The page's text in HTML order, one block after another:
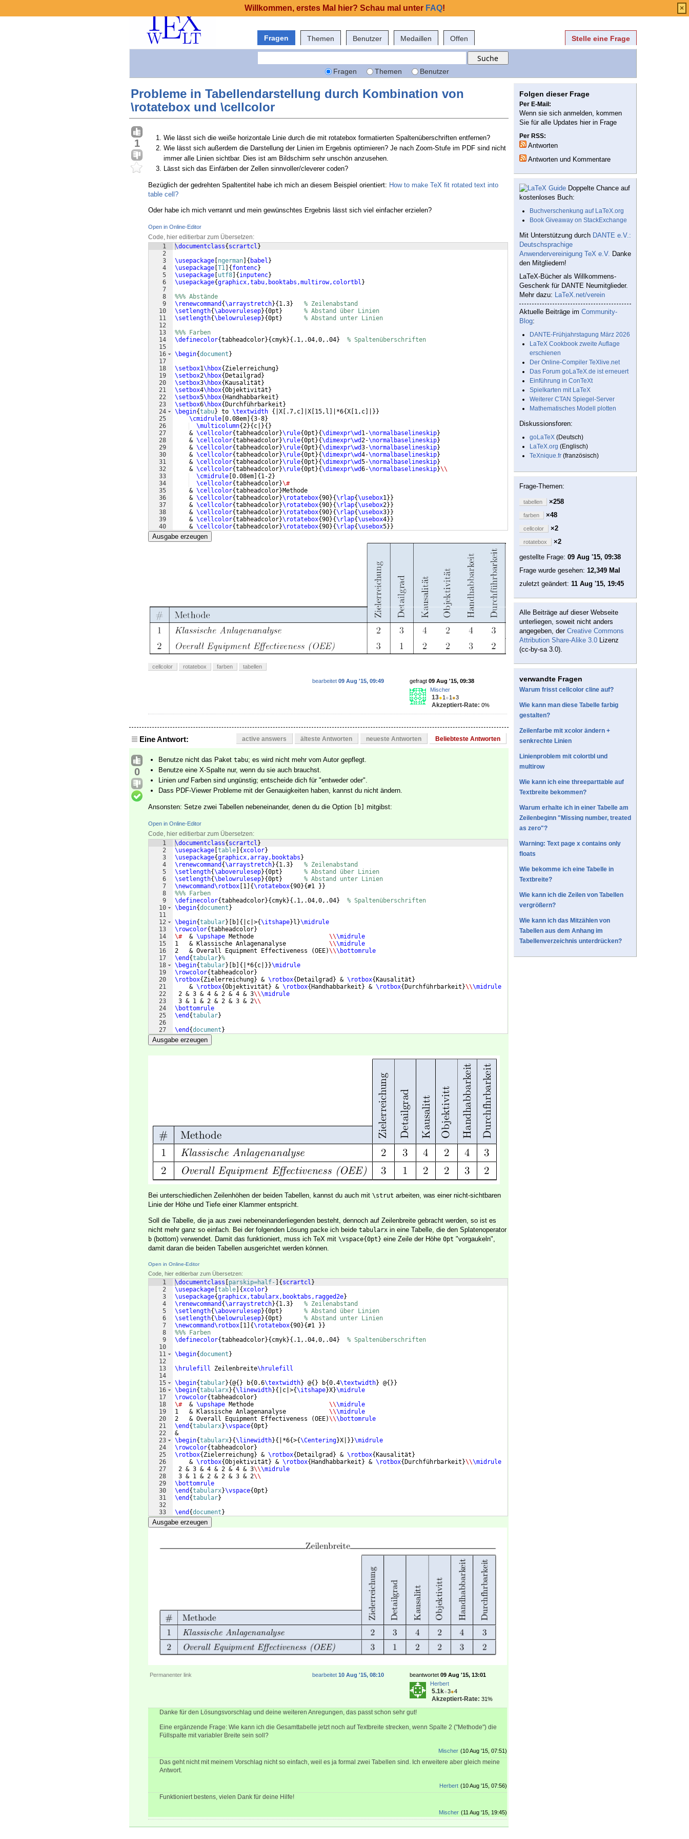
Fragen Themen Benutzer Medaillen Offen Stelle eine Frage
Fragen Themen Benutzer
Probleme in Tabellendarstellung durch Kombination von
\rotatebox und \cellcolor
1
Wie lässt sich die weiße horizontale Linie durch die mit rotatebox formatierten Spaltenüberschriften entfernen?
Wie lässt sich außerdem die Darstellung der Linien im Ergebnis optimieren? Je nach Zoom-Stufe im PDF sind nicht
immer alle Linien sichtbar. Dies ist am Bildschirm sehr unschön anzusehen.
Lässt sich das Einfärben der Zellen sinnvoller/cleverer coden?
Bezüglich der gedrehten Spaltentitel habe ich mich an diesem Beispiel orientiert: How to make TeX fit rotated text into
table cell?
Oder habe ich mich verrannt und mein gewünschtes Ergebnis lässt sich viel einfacher erzielen?
Open in Online-Editor
Code, hier editierbar zum Übersetzen:
1
2
3
4
5
6
7
8
9
10
11
12
13
14
15
16
17
18
19
20
21
22
23
24
25
26
27
28
29
30
31
32
33
34
35
36
37
38
39
40
41
\documentclass{ scrartcl }
\usepackage ngerman { babel }
\usepackage T1 { fontenc}
\usepackage utf8 { inputenc}
\usepackage{graphicx,tabu,booktabs,multirow,colortbl }
%%% Abstände
\renewcommand {\arraystretch}{ 1.3}
% Zeilenabstand
\setlength{\aboverulesep}{0pt }
% Abstand über Linien
\setlength{\belowrulesep}{0pt }
% Abstand unter Linien
%%% Farben
\definecolor{tabheadcolor}{ cmyk}{ .1,.04,0,.04}
% Spaltenüberschriften
\begin{document }
\setbox1\hbox{ Zielerreichung}
\setbox2\hbox{ Detailgrad }
\setbox3\hbox{ Kausalität }
\setbox4\hbox{Objektivität }
\setbox5\hbox{ Handhabbarkeit }
\setbox6\hbox{ Durchführbarkeit }
\begin{tabu} to \textwidth { |X .7,c |X 15,l |*6{X 1,c
}}
\cmidrule 0.08em {3-8}
\multicolumn{2}{ c| }{ }
    &
\cellcolor{tabheadcolor}\rule{0pt }{\dimexpr\wd 1-\normalbaselineskip}
    &
\cellcolor{tabheadcolor}\rule{0pt }{\dimexpr\wd2-\normalbaselineskip}
    &
\cellcolor{tabheadcolor}\rule{0pt }{\dimexpr\wd3-\normalbaselineskip}
    &
\cellcolor{tabheadcolor}\rule{0pt }{\dimexpr\wd4-\normalbaselineskip}
    &
\cellcolor{tabheadcolor}\rule{0pt }{\dimexpr\wd5-\normalbaselineskip}
    &
\cellcolor{tabheadcolor}\rule{0pt }{\dimexpr\wd6-\normalbaselineskip}\\
\cmidrule 0.08em { 1-2}
\cellcolor{tabheadcolor}\#
    &
\cellcolor{tabheadcolor}Methode
    &
\cellcolor{tabheadcolor}\rotatebox{90}{\rlap{\usebox1}}
    &
\cellcolor{tabheadcolor}\rotatebox{90}{\rlap{\usebox2}}
    &
\cellcolor{tabheadcolor}\rotatebox{90}{\rlap{\usebox3}}
    &
\cellcolor{tabheadcolor}\rotatebox{90}{\rlap{\usebox4}}
    &
\cellcolor{tabheadcolor}\rotatebox{90}{\rlap{\usebox5}}
    &
\cellcolor
Ausgabe erzeugen
cellcolor rotatebox farben tabellen
gefragt 09 Aug '15, 09:38
Mischer
13●1 ●1 ●3
Akzeptiert-Rate: 0%
bearbeitet 09 Aug '15, 09:49
Eine Antwort: active answers älteste Antworten neueste Antworten Beliebteste Antworten
0
Benutze nicht das Paket tabu; es wird nicht mehr vom Autor gepflegt.
Benutze eine X-Spalte nur, wenn du sie auch brauchst.
Linien undFarben sind ungünstig; entscheide dich für "entweder oder".
Dass PDF-Viewer Probleme mit der Genauigkeiten haben, kannst du nicht ändern.
Ansonsten: Setze zwei Tabellen nebeneinander, denen du die Option [b] mitgibst:
Open in Online-Editor
Code, hier editierbar zum Übersetzen:
1
2
3
4
5
6
7
8
9
10
11
12
13
14
15
16
17
18
19
20
21
22
23
24
25
26
27
\documentclass{ scrartcl }
\usepackage table {xcolor}
\usepackage{graphicx,array,booktabs }
\renewcommand {\arraystretch}{ 1.3}
% Zeilenabstand
\setlength{\aboverulesep}{0pt }
% Abstand über Linien
\setlength{\belowrulesep}{0pt }
% Abstand unter Linien
\newcommand\rotbox 1 {\rotatebox{90}{#1
}}
%%% Farben
\definecolor{tabheadcolor}{ cmyk}{ .1,.04,0,.04}
% Spaltenüberschriften
\begin{document }
\begin{tabular} b { |c|>{\itshape} l }\midrule
\rowcolor{tabheadcolor}
\#
  &
\upshape Methode \\\midrule
1   & Klassische Anlagenanalyse \\\midrule
2   & Overall Equipment Effectiveness
(OEE)\\\bottomrule
\end {tabular}%
\begin{tabular} b { |*6{ c| }}\midrule
\rowcolor{tabheadcolor}
\rotbox{ Zielerreichung} & \rotbox{ Detailgrad } & \rotbox{ Kausalität }
    &
\rotbox{Objektivität } & \rotbox{ Handhabbarkeit } & \rotbox{ Durchführbarkeit }\\\midrule
2 & 3 & 4 & 2 & 4 & 3\\\midrule
3 & 1 & 2 & 2 & 3 & 2\\
\bottomrule
\end {tabular}
\end {document }
Ausgabe erzeugen
Bei unterschiedlichen Zeilenhöhen der beiden Tabellen, kannst du auch mit \strut arbeiten, was einer nicht-sichtbaren
Linie der Höhe und Tiefe einer Klammer entspricht.
Soll die Tabelle, die ja aus zwei nebeneinanderliegenden besteht, dennoch auf Zeilenbreite gebracht werden, so ist es
nicht mehr ganz so einfach. Bei der folgenden Lösung packe ich beide tabularx in eine Tabelle, die den Splatenoperator
b (bottom) verwendet. Damit das funktioniert, muss ich TeX mit \vspace{0pt} eine Zeile der Höhe 0pt "vorgaukeln",
damit daran die beiden Tabellen ausgerichtet werden können.
Open in Online-Editor
Code, hier editierbar zum Übersetzen:
1
2
3
4
5
6
7
8
9
10
11
12
13
14
15
16
17
18
19
20
21
22
23
24
25
26
27
28
29
30
31
32
33
\documentclass parskip=half- { scrartcl }
\usepackage table {xcolor}
\usepackage{graphicx,tabularx,booktabs,ragged2e}
\renewcommand {\arraystretch}{ 1.3}
% Zeilenabstand
\setlength{\aboverulesep}{0pt }
% Abstand über Linien
\setlength{\belowrulesep}{0pt }
% Abstand unter Linien
\newcommand\rotbox 1 {\rotatebox{90}{#1
}}
%%% Farben
\definecolor{tabheadcolor}{ cmyk}{ .1,.04,0,.04}
% Spaltenüberschriften
\begin{document }
\hrulefill Zeilenbreite\hrulefill
\begin{tabular}{@{ } b{0.6\textwidth} @{ } b{0.4\textwidth} @{ }}
\begin{tabularx}{\linewidth}{ |c|>{\itshape}X}\midrule
\rowcolor{tabheadcolor}
\#
  &
\upshape Methode \\\midrule
1   & Klassische Anlagenanalyse \\\midrule
2   & Overall Equipment Effectiveness
(OEE)\\\bottomrule
\end {tabularx}\vspace{0pt }
&
\begin{tabularx}{\linewidth}{ |*6{>{\Centering}X| }}\midrule
\rowcolor{tabheadcolor}
\rotbox{ Zielerreichung} & \rotbox{ Detailgrad } & \rotbox{ Kausalität }
    &
\rotbox{Objektivität } & \rotbox{ Handhabbarkeit } & \rotbox{ Durchführbarkeit }\\\midrule
2 & 3 & 4 & 2 & 4 & 3\\\midrule
3 & 1 & 2 & 2 & 3 & 2\\
\bottomrule
\end {tabularx}\vspace{0pt }
\end {tabular}
\end {document }
Ausgabe erzeugen
Permanenter link beantwortet 09 Aug '15, 13:01
Herbert
5.1k●3●4
Akzeptiert-Rate: 31%
bearbeitet 10 Aug '15, 08:10
Danke für den Lösungsvorschlag und deine weiteren Anregungen, das passt schon sehr gut!
Eine ergänzende Frage: Wie kann ich die Gesamttabelle jetzt noch auf Textbreite strecken, wenn Spalte 2 ("Methode") die
Füllspalte mit variabler Breite sein soll?
(10 Aug '15, 07:51)
Mischer
Das geht nicht mit meinem Vorschlag nicht so einfach, weil es ja formal zwei Tabellen sind. Ich erweitere aber gleich meine
Antwort.
(10 Aug '15, 07:56)
Herbert
Funktioniert bestens, vielen Dank für deine Hilfe!
(11 Aug '15, 19:45)
Mischer
Folgen dieser Frage
Per E-Mail:
Wenn sie sich anmelden, kommen
Sie für alle Updates hier in Frage
Per RSS:
Antworten
Antworten und Kommentare
Doppelte Chance auf
kostenloses Buch:
Buchverschenkung auf LaTeX.org
Book Giveaway on StackExchange
Mit Unterstützung durch DANTE e.V.:
Deutschsprachige
Anwendervereinigung TeX e.V. Danke
den Mitgliedern!
LaTeX-Bücher als Willkommens-
Geschenk für DANTE Neumitglieder.
Mehr dazu: LaTeX.net/verein
Aktuelle Beiträge im Community-
Blog:
DANTE-Frühjahrstagung März 2026
LaTeX Cookbook zweite Auflage
erschienen
Der Online-Compiler TeXlive.net
Das Forum goLaTeX.de ist erneuert
Einführung in ConTeXt
Spielkarten mit LaTeX
Weiterer CTAN Spiegel-Server
Mathematisches Modell plotten
Diskussionsforen:
goLaTeX (Deutsch)
LaTeX.org (Englisch)
TeXnique.fr (französisch)
Frage-Themen:
tabellen ×258
farben ×48
cellcolor ×2
rotatebox
×2
gestellte Frage: 09 Aug '15, 09:38
Frage wurde gesehen: 12,349 Mal
zuletzt geändert: 11 Aug '15, 19:45
Alle Beiträge auf dieser Webseite
unterliegen, soweit nicht anders
angegeben, der Creative Commons
Attribution Share-Alike 3.0 Lizenz
(cc-by-sa 3.0).
verwandte Fragen
Warum frisst cellcolor cline auf?
Wie kann man diese Tabelle farbig
gestalten?
Zeilenfarbe mit xcolor ändern +
senkrechte Linien
Linienproblem mit colortbl und
multirow
Wie kann ich eine threeparttable auf
Textbreite bekommen?
Warum erhalte ich in einer Tabelle am
Zeilenbeginn "Missing number, treated
as zero"?
Warning: Text page x contains only
floats
Wie bekomme ich eine Tabelle in
Textbreite?
Wie kann ich die Zeilen von Tabellen
vergrößern?
Wie kann ich das Mitzählen von
Tabellen aus dem Anhang im
Tabellenverzeichnis unterdrücken?
Willkommen, erstes Mal hier? Schau mal unter FAQ! ×